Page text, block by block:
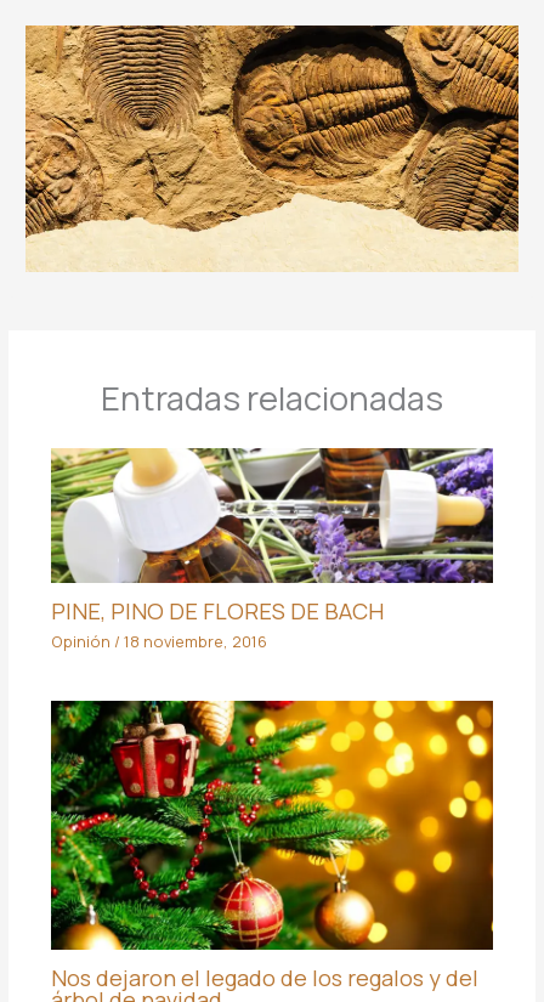
Entradas relacionadas
PINE, PINO DE FLORES DE BACH
Opinión / 18 noviembre, 2016
Nos dejaron el legado de los regalos y del